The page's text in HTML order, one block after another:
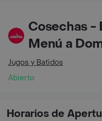
Cosechas -
Menú a
Jugos y Batidos
Abierto
Horarios de